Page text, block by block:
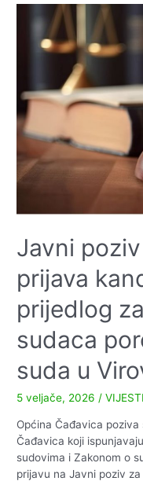
Godišnjeg
izvješća
ispunjavanju
Gospodarskog
programa
Javni
prijava
prijedlog
sudaca
suda u
5 veljače, 2026 /VIJESTI
Općina Čađavica
Čađavica koji
sudovima i Zakonom o
prijavu na Javni poziv